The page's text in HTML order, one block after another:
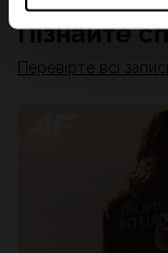
відповідної
відповідності
пропонують наші
мережі).
Пізнайте
Перевірте всі